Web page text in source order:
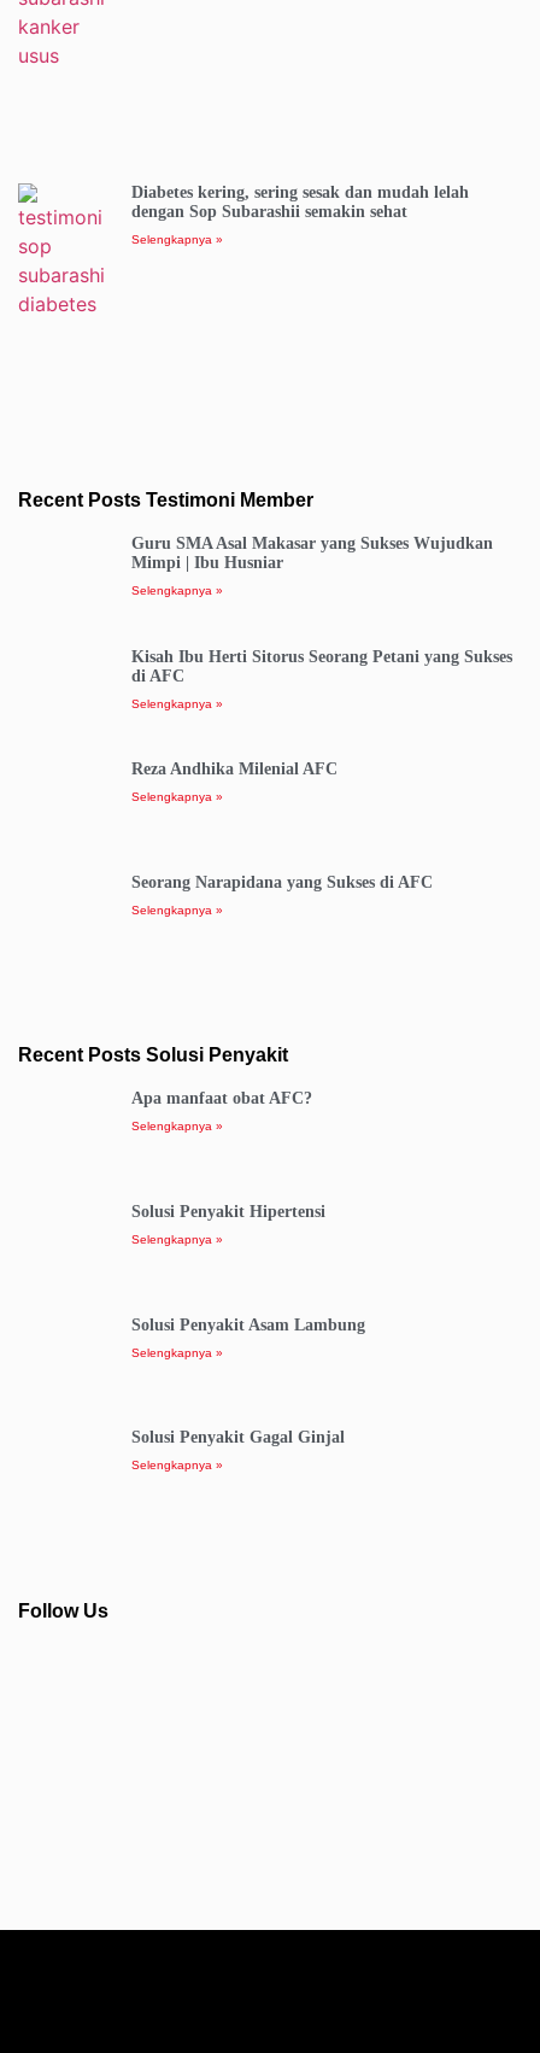
Diabetes kering, sering sesak dan mudah lelah
dengan Sop Subarashii semakin sehat
Selengkapnya »
Recent Posts Testimoni Member
Guru SMA Asal Makasar yang Sukses Wujudkan
Mimpi | Ibu Husniar
Selengkapnya »
Kisah Ibu Herti Sitorus Seorang Petani yang Sukses
di AFC
Selengkapnya »
Reza Andhika Milenial AFC
Selengkapnya »
Seorang Narapidana yang Sukses di AFC
Selengkapnya »
Recent Posts Solusi Penyakit
Apa manfaat obat AFC?
Selengkapnya »
Solusi Penyakit Hipertensi
Selengkapnya »
Solusi Penyakit Asam Lambung
Selengkapnya »
Solusi Penyakit Gagal Ginjal
Selengkapnya »
Follow Us